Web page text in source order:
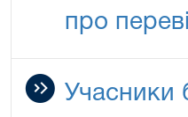
про
Учасники